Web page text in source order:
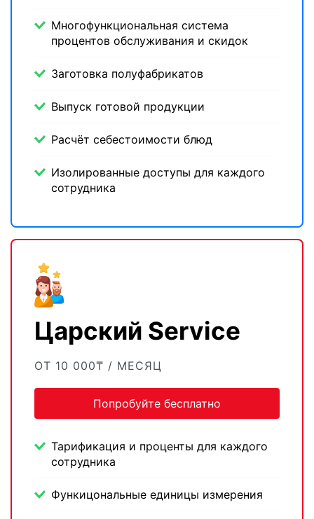
Многофункциональная система
процентов обслуживания и скидок
Заготовка полуфабрикатов
Выпуск готовой продукции
Расчёт себестоимости блюд
Изолированные доступы для каждого
сотрудника
Царский Service
ОТ 10 000₸ / МЕСЯЦ
Попробуйте бесплатно
Тарификация и проценты для каждого
сотрудника
Функицональные единицы измерения